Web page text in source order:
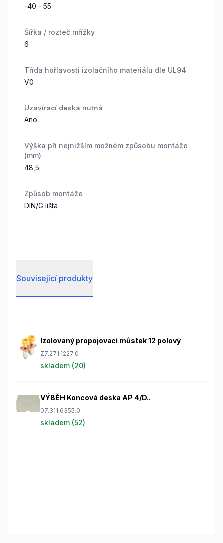
-40 - 55
Šířka / rozteč mřížky
6
Třída hořlavosti izolačního materiálu dle UL94
V0
Uzavírací deska nutná
Ano
Výška při nejnižším možném způsobu montáže
(mm)
48,5
Způsob montáže
DIN/G lišta
Související produkty
Izolovaný propojovací můstek 12 polový
Z7.271.1227.0
skladem (20)
VÝBĚH Koncová deska AP 4/D..
07.311.6355.0
skladem (52)